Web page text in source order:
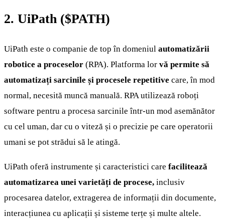
2. UiPath ($PATH)
UiPath este o companie de top în domeniul automatizării
robotice a proceselor (RPA). Platforma lor vă permite să
automatizați sarcinile și procesele repetitive care, în mod
normal, necesită muncă manuală. RPA utilizează roboți
software pentru a procesa sarcinile într-un mod asemănător
cu cel uman, dar cu o viteză și o precizie pe care operatorii
umani se pot strădui să le atingă.
UiPath oferă instrumente și caracteristici care facilitează
automatizarea unei varietăți de procese, inclusiv
procesarea datelor, extragerea de informații din documente,
interacțiunea cu aplicații și sisteme terțe și multe altele.